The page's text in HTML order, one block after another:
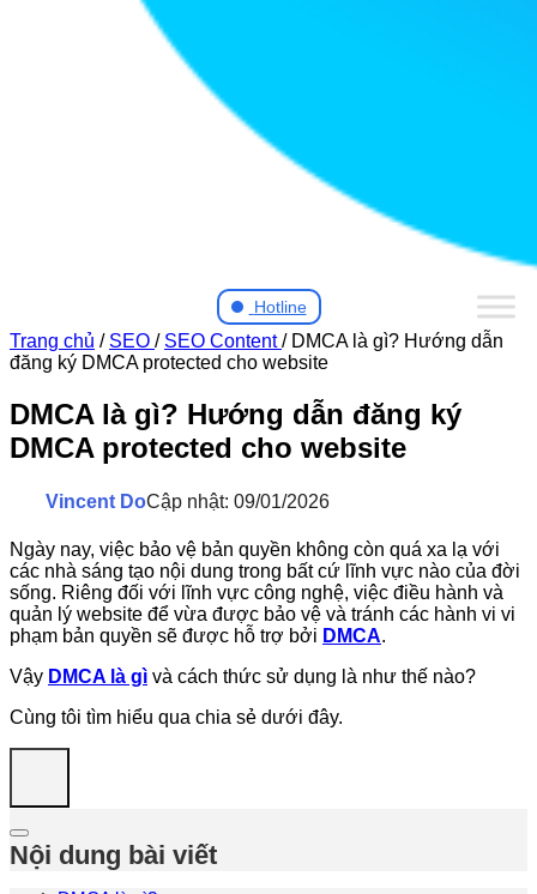
Hotline
Trang chủ / SEO / SEO Content/ DMCA là gì? Hướng dẫn
đăng ký DMCA protected cho website
DMCA là gì? Hướng dẫn đăng ký
DMCA protected cho website
Vincent DoCập nhật: 09/01/2026
Ngày nay, việc bảo vệ bản quyền không còn quá xa lạ với
các nhà sáng tạo nội dung trong bất cứ lĩnh vực nào của đời
sống. Riêng đối với lĩnh vực công nghệ, việc điều hành và
quản lý website để vừa được bảo vệ và tránh các hành vi vi
phạm bản quyền sẽ được hỗ trợ bởi DMCA.
Vậy DMCA là gì và cách thức sử dụng là như thế nào?
Cùng tôi tìm hiểu qua chia sẻ dưới đây.
Nội dung bài viết